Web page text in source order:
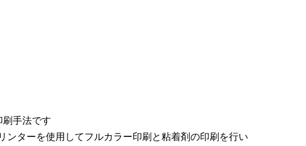
刷手法です
ターを使用してフルカラー印刷と粘着剤の印刷を行い